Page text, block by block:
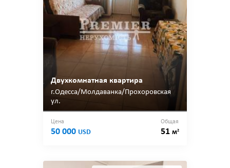
Двухкомнатная квартира
г.Одесса/Молдаванка/Прохоровская
ул.
Цена
50 000 USD
Общая
51 м2